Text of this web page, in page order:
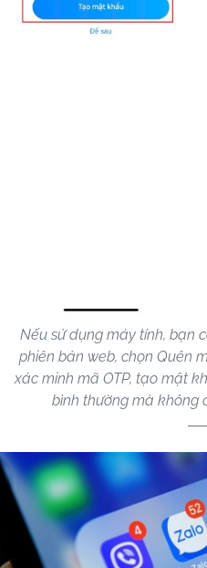
Nếu sử dụng máy tính, bạn
phiên bản web, chọn Quên
xác minh mã OTP, tạo mật
bình thường mà không